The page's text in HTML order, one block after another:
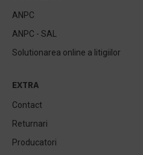
ANPC
ANPC - SAL
Solutionarea online a litigiilor
EXTRA
Contact
Returnari
Producatori